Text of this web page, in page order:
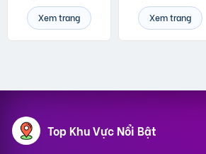
Xem trang Xem trang
Top Khu Vực Nổi Bật